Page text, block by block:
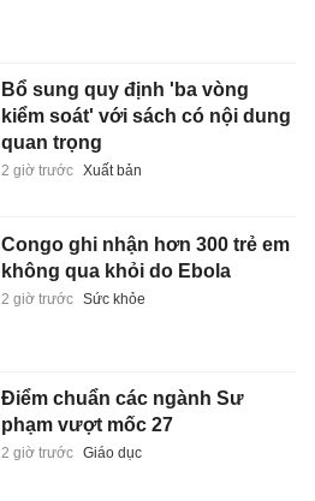
Bổ sung quy định 'ba vòng
kiểm soát' với sách có nội dung
quan trọng
2 giờ trước Xuất bản
Congo ghi nhận hơn 300 trẻ em
không qua khỏi do Ebola
2 giờ trước Sức khỏe
Điểm chuẩn các ngành Sư
phạm vượt mốc 27
2 giờ trước Giáo dục